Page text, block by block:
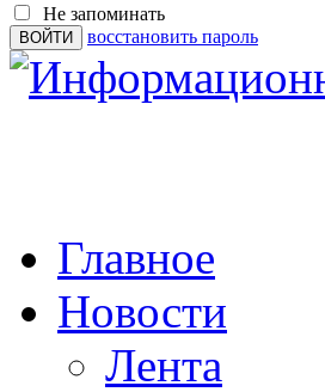
Не запоминать
восстановить пароль
Главное
Новости
Лента